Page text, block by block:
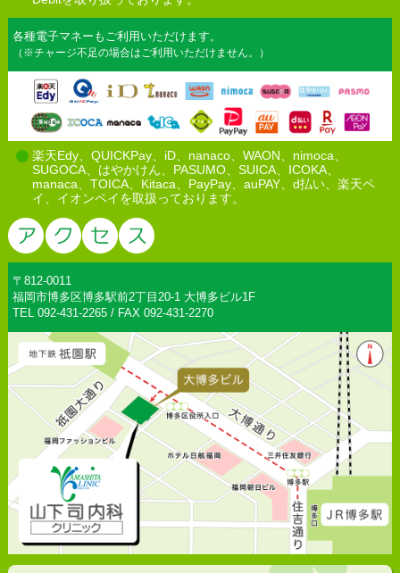
各種電子マネーもご利用いただけます。
（※チャージ不足の場合はご利用いただけません。）
楽天Edy、QUICKPay、iD、nanaco、WAON、nimoca、
SUGOCA、はやかけん、PASUMO、SUICA、ICOKA、
manaca、TOICA、Kitaca、PayPay、auPAY、d払い、楽天ペ
イ、イオンペイを取扱っております。
〒812-0011
福岡市博多区博多駅前2丁目20-1 大博多ビル1F
TEL 092-431-2265 / FAX 092-431-2270